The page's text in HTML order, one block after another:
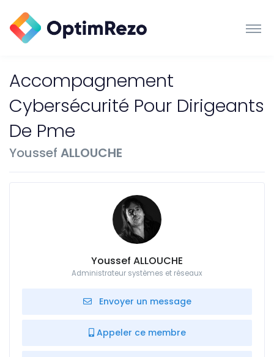
Accompagnement
Cybersécurité Pour Dirigeants
De Pme
Youssef ALLOUCHE
Youssef ALLOUCHE
Administrateur systèmes et réseaux
Envoyer un message
Appeler ce membre